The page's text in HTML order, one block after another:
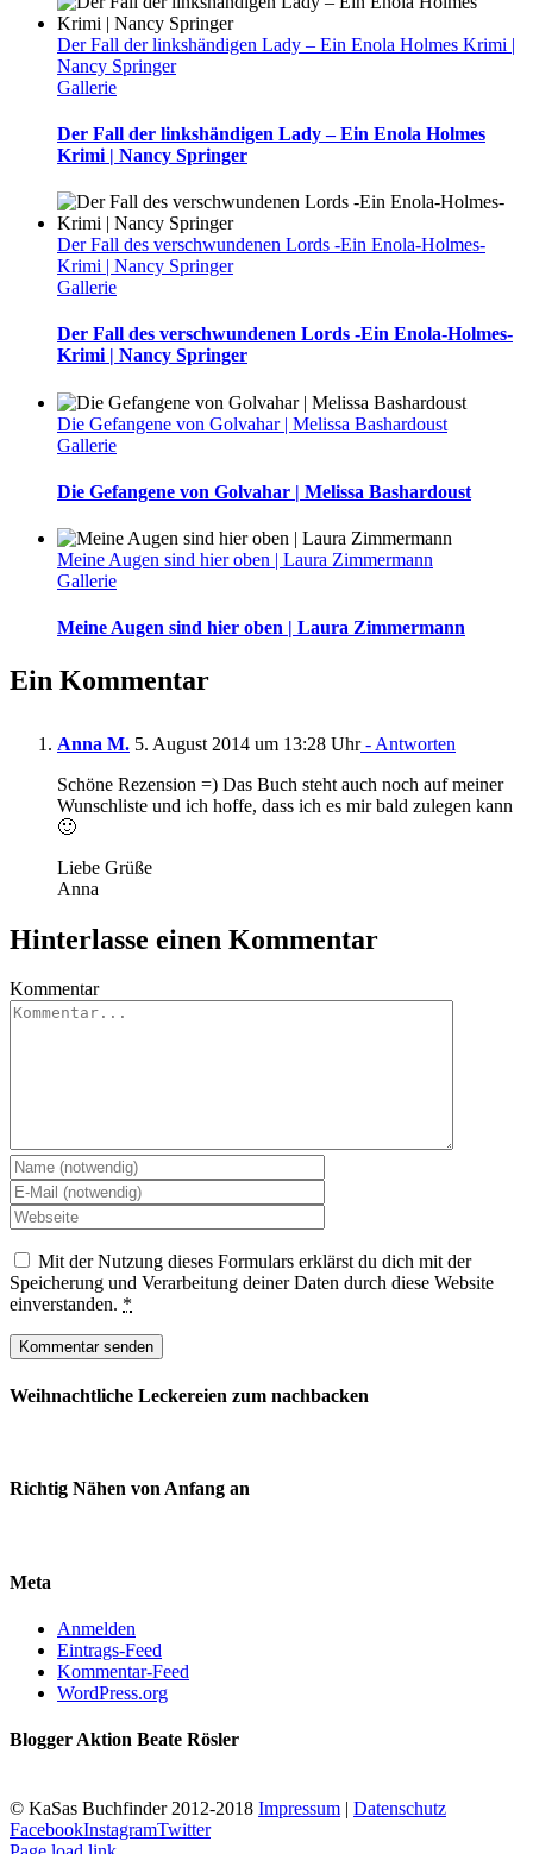
Der Fall der linkshändigen Lady – Ein Enola Holmes Krimi |
Nancy Springer
Gallerie
Der Fall der linkshändigen Lady – Ein Enola Holmes
Krimi | Nancy Springer
Der Fall des verschwundenen Lords -Ein Enola-Holmes-
Krimi | Nancy Springer
Gallerie
Der Fall des verschwundenen Lords -Ein Enola-Holmes-
Krimi | Nancy Springer
Die Gefangene von Golvahar | Melissa Bashardoust
Gallerie
Die Gefangene von Golvahar | Melissa Bashardoust
Meine Augen sind hier oben | Laura Zimmermann
Gallerie
Meine Augen sind hier oben | Laura Zimmermann
Ein Kommentar
Anna M. 5. August 2014 um 13:28 Uhr- Antworten
Schöne Rezension =) Das Buch steht auch noch auf meiner
Wunschliste und ich hoffe, dass ich es mir bald zulegen kann
🙂
Liebe Grüße
Anna
Hinterlasse einen Kommentar
Kommentar
Mit der Nutzung dieses Formulars erklärst du dich mit der
Speicherung und Verarbeitung deiner Daten durch diese Website
einverstanden. *
Weihnachtliche Leckereien zum nachbacken
Richtig Nähen von Anfang an
Meta
Anmelden
Eintrags-Feed
Kommentar-Feed
WordPress.org
Blogger Aktion Beate Rösler
© KaSas Buchfinder 2012-2018 Impressum | Datenschutz
FacebookInstagramTwitter